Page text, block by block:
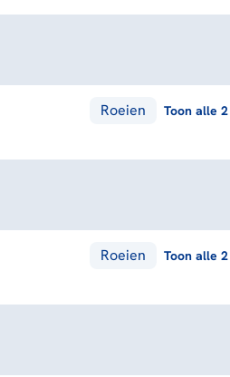
Roeien Toon alle 2
Roeien Toon alle 2